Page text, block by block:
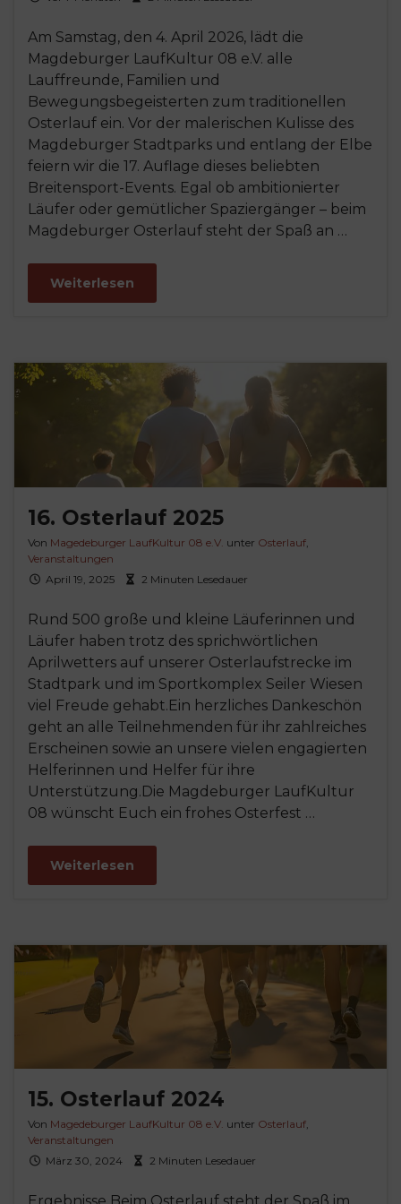
Am Samstag, den 4. April 2026, lädt die
Magdeburger LaufKultur 08 e.V. alle
Lauffreunde, Familien und
Bewegungsbegeisterten zum traditionellen
Osterlauf ein. Vor der malerischen Kulisse des
Magdeburger Stadtparks und entlang der Elbe
feiern wir die 17. Auflage dieses beliebten
Breitensport-Events. Egal ob ambitionierter
Läufer oder gemütlicher Spaziergänger – beim
Magdeburger Osterlauf steht der Spaß an …
Weiterlesen
16. Osterlauf 2025
Von Magedeburger LaufKultur 08 e.V. unter Osterlauf
Veranstaltungen
April 19, 2025
2 Minuten Lesedauer
Rund 500 große und kleine Läuferinnen und
Läufer haben trotz des sprichwörtlichen
Aprilwetters auf unserer Osterlaufstrecke im
Stadtpark und im Sportkomplex Seiler Wiesen
viel Freude gehabt.Ein herzliches Dankeschön
geht an alle Teilnehmenden für ihr zahlreiches
Erscheinen sowie an unsere vielen engagierten
Helferinnen und Helfer für ihre
Unterstützung.Die Magdeburger LaufKultur
08 wünscht Euch ein frohes Osterfest …
Weiterlesen
15. Osterlauf 2024
Von Magedeburger LaufKultur 08 e.V. unter Osterlauf,
Veranstaltungen
März 30, 2024
2 Minuten Lesedauer